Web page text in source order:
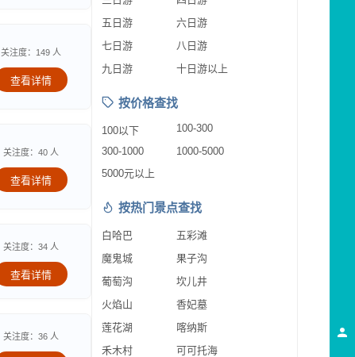
关注度：149 人
查看详情
关注度：40 人
查看详情
关注度：34 人
查看详情
关注度：36 人
五日游
六日游
七日游
八日游
九日游
十日游以上
按价格查找
100以下
100-300
300-1000
1000-5000
5000元以上
按热门景点查找
白哈巴
五彩滩
魔鬼城
果子沟
葡萄沟
坎儿井
火焰山
香妃墓
莲花湖
喀纳斯
禾木村
可可托海